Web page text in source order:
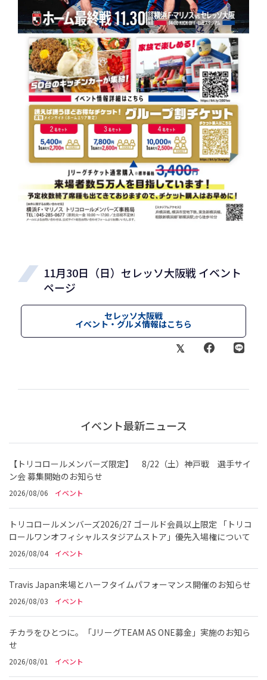
11月30日（日）セレッソ大阪戦 イベント
ページ
セレッソ大阪戦
イベント・グルメ情報はこちら
イベント最新ニュース
【トリコロールメンバーズ限定】 8/22（土）神戸戦 選手サイ
ン会 募集開始のお知らせ
2026/08/06 イベント
トリコロールメンバーズ2026/27 ゴールド会員以上限定 「トリコ
ロールワンオフィシャルスタジアムストア」優先入場権について
2026/08/04 イベント
Travis Japan来場とハーフタイムパフォーマンス開催のお知らせ
2026/08/03 イベント
チカラをひとつに。「JリーグTEAM AS ONE募金」実施のお知ら
せ
2026/08/01 イベント